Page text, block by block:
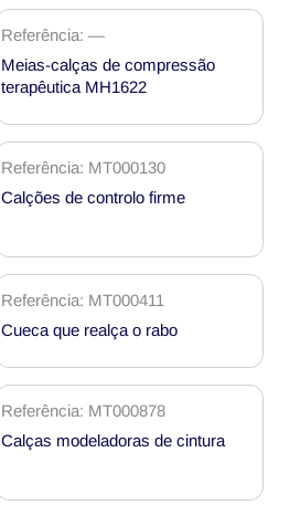
Referência: —
Meias-calças de compressão
terapêutica MH1622
Referência: MT000130
Calções de controlo firme
Referência: MT000411
Cueca que realça o rabo
Referência: MT000878
Calças modeladoras de cintura